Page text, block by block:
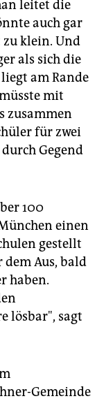
leitet die
auch gar
klein. Und
als sich die
am Rande
mit
zusammen
für zwei
Gegend
100
einen
gestellt
dem Aus, bald
haben.
lösbar", sagt
Gemeinde